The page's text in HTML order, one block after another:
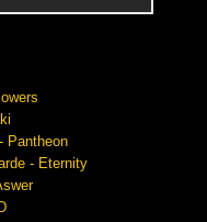
Pantheon
- Eternity